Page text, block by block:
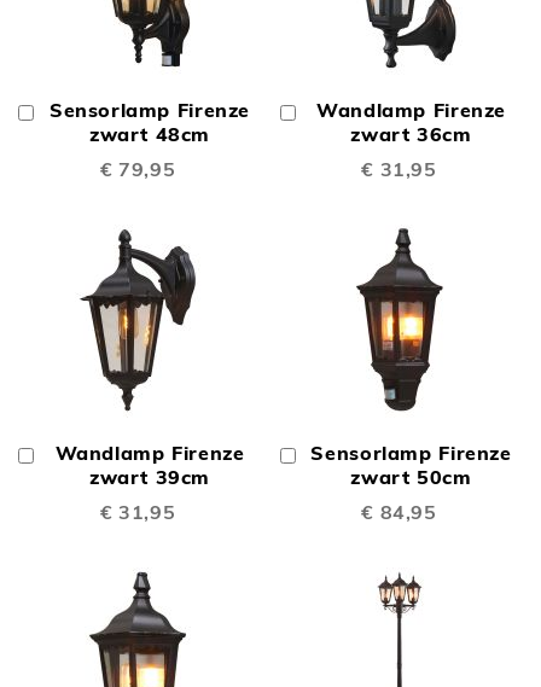
Sensorlamp Firenze
zwart 48cm
€ 79,95
In
Winkelwagen
Wandlamp Firenze
zwart 36cm
€ 31,95
Winkelwagen
Wandlamp Firenze
zwart 39cm
€ 31,95
Winkelwagen
Sensorlamp Firenze
zwart 50cm
€ 84,95
In
Winkelwagen